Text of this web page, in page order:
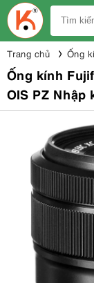
Trang chủ Ống
Ống kính
OIS PZ Nhập